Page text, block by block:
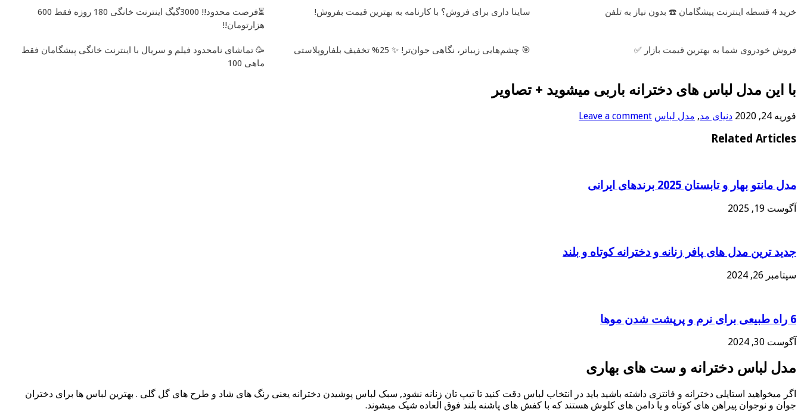
خرید 4 قسطه اینترنت پیشگامان ☎️ بدون نیاز به تلفن ساینا داری برای فروش؟ با کارنامه به بهترین قیمت بفروش!
⏳فرصت محدود!! 3000گیگ اینترنت خانگی 180 روزه فقط 600
هزارتومان!!
فروش خودروی شما به بهترین قیمت بازار ✅ 🎯 چشم‌هایی زیباتر، نگاهی جوان‌تر! ✨ 25% تخفیف بلفاروپلاستی
🥳 تماشای نامحدود فیلم و سریال با اینترنت خانگی پیشگامان فقط
ماهی 100
با این مدل لباس های دخترانه باربی میشوید + تصاویر
فوریه 24, 2020 دنیای مد, مدل لباس Leave a comment
Related Articles
مدل مانتو بهار و تابستان 2025 برندهای ایرانی
آگوست 19, 2025
جدید ترین مدل های پافر زنانه و دخترانه کوتاه و بلند
سپتامبر 26, 2024
6 راه طبیعی برای نرم و پرپشت شدن موها
آگوست 30, 2024
مدل لباس دخترانه و ست های بهاری
اگر میخواهید استایلی دخترانه و فانتزی داشته باشید باید در انتخاب لباس دقت کنید تا تیپ تان زنانه نشود, سبک لباس پوشیدن دخترانه یعنی رنگ های شاد و طرح های گل گلی . بهترین لباس ها برای دختران
جوان و نوجوان پیراهن های کوتاه و یا دامن های کلوش هستند که با کفش های پاشنه بلند فوق العاده شیک میشوند.